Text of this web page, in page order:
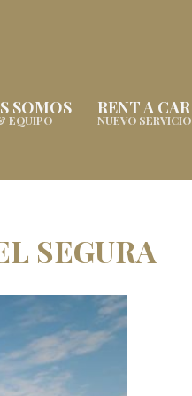
SOMOS
EQUIPO
RENT A CAR
NUEVO SERVICIO
SEGURA